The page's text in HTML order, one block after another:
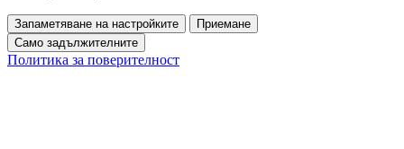
Запаметяване на настройките
Приемане
Само задължителните
Политика за поверителност